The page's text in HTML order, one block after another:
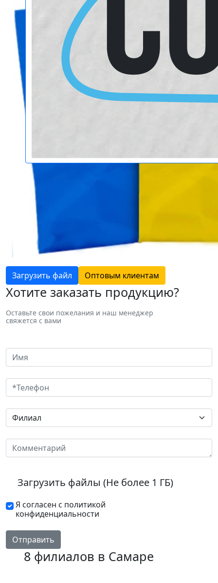
Загрузить файл Оптовым клиентам
Хотите заказать продукцию?
Оставьте свои пожелания и наш менеджер
свяжется с вами
Загрузить файлы (Не более 1 ГБ)
Я согласен с политикой
конфиденциальности
Отправить
8 филиалов в Самаре